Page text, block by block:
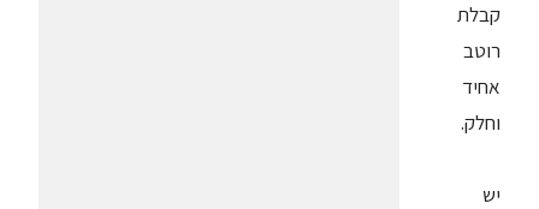
קבלת
רוטב
אחיד
וחלק.
יש